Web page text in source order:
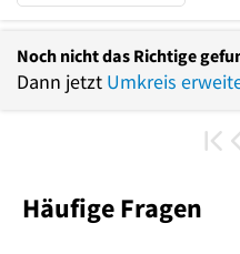
Noch nicht das Richtige
Dann jetzt Umkreis
Häufige Fragen